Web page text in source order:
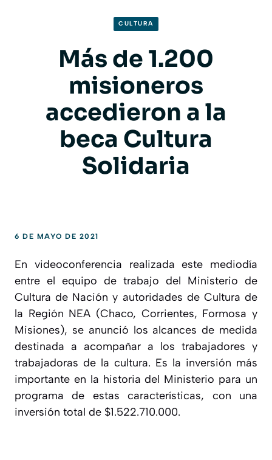
CULTURA
Más de 1.200
misioneros
accedieron a la
beca Cultura
Solidaria
6 DE MAYO DE 2021
En videoconferencia realizada este mediodía
entre el equipo de trabajo del Ministerio de
Cultura de Nación y autoridades de Cultura de
la Región NEA (Chaco, Corrientes, Formosa y
Misiones), se anunció los alcances de medida
destinada a acompañar a los trabajadores y
trabajadoras de la cultura. Es la inversión más
importante en la historia del Ministerio para un
programa de estas características, con una
inversión total de $1.522.710.000.